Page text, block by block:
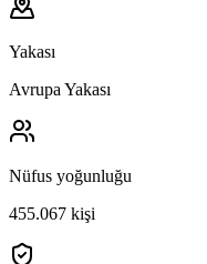
Yakası
Avrupa Yakası
Nüfus yoğunluğu
455.067 kişi